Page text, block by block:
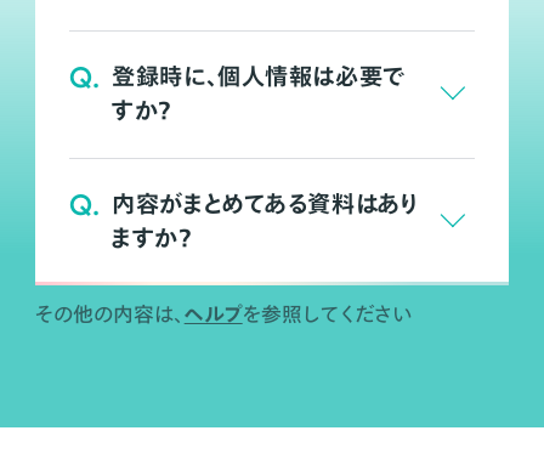
Q. 登録時に、個人情報は必要で
すか？
Q. 内容がまとめてある資料はあり
ますか？
その他の内容は、 ヘルプを参照してください